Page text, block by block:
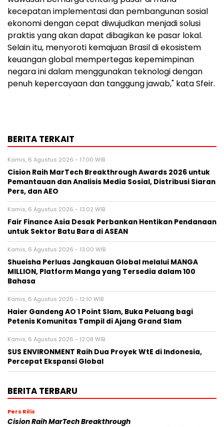
kecepatan implementasi dan pembangunan sosial
ekonomi dengan cepat diwujudkan menjadi solusi
praktis yang akan dapat dibagikan ke pasar lokal.
Selain itu, menyoroti kemajuan Brasil di ekosistem
keuangan global mempertegas kepemimpinan
negara ini dalam menggunakan teknologi dengan
penuh kepercayaan dan tanggung jawab," kata Sfeir.
BERITA TERKAIT
Kamis, 6 Agustus 2026 - 17:00 WIB
Cision Raih MarTech Breakthrough Awards 2026 untuk
Pemantauan dan Analisis Media Sosial, Distribusi Siaran
Pers, dan AEO
Kamis, 6 Agustus 2026 - 13:02 WIB
Fair Finance Asia Desak Perbankan Hentikan Pendanaan
untuk Sektor Batu Bara di ASEAN
Kamis, 6 Agustus 2026 - 13:00 WIB
Shueisha Perluas Jangkauan Global melalui MANGA
MILLION, Platform Manga yang Tersedia dalam 100
Bahasa
Kamis, 6 Agustus 2026 - 12:10 WIB
Haier Gandeng AO 1 Point Slam, Buka Peluang bagi
Petenis Komunitas Tampil di Ajang Grand Slam
Kamis, 6 Agustus 2026 - 12:08 WIB
SUS ENVIRONMENT Raih Dua Proyek WtE di Indonesia,
Percepat Ekspansi Global
BERITA TERBARU
Pers Rilis
Cision Raih MarTech Breakthrough